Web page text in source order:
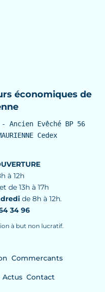
économiques de
Ancien Evêché BP 56
Cedex
à 12h
de 13h à 17h
de 8h à 12h.
34 96
à but non lucratif.
Commercants
Actus Contact